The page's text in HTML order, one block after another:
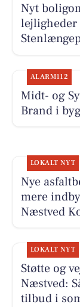
Nyt
lejligheder
ALARM112
Midt- og
Brand i
LOKALT NYT
Nye
mere
Næstved
LOKALT NYT
Støtte og
Næstved:
tilbud i